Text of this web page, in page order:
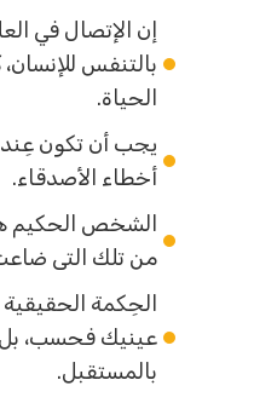
إن الإتصال في
بالتنفس
الحياة.
يجب أن تكون
أخطاء الأصدقاء.
الشخص الحكيم
من تلك التى
الحِكمة
عينيك فحسب،
بالمستقبل.